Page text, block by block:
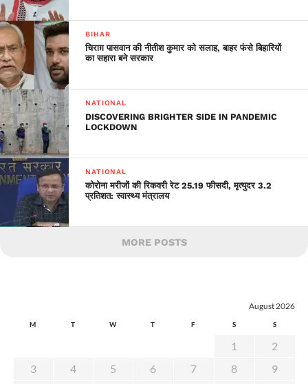
BIHAR
चिराग़ पासवान की नीतीश कुमार को सलाह, बाहर फंसे बिहारियों
का सहारा बने सरकार
NATIONAL
DISCOVERING BRIGHTER SIDE IN PANDEMIC
LOCKDOWN
NATIONAL
कोरोना मरीजों की रिकवरी रेट 25.19 फीसदी, मृत्युदर 3.2
प्रतिशत: स्वास्थ्य मंत्रालय
MORE POSTS
August 2026
M T W T F S S
1
2
3
4 5 6 7 8 9